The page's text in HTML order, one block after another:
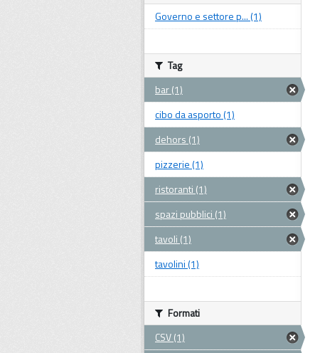
Governo e settore p... (1)
Tag
bar (1)
cibo da asporto (1)
dehors (1)
pizzerie (1)
ristoranti (1)
spazi pubblici (1)
tavoli (1)
tavolini (1)
Formati
CSV (1)